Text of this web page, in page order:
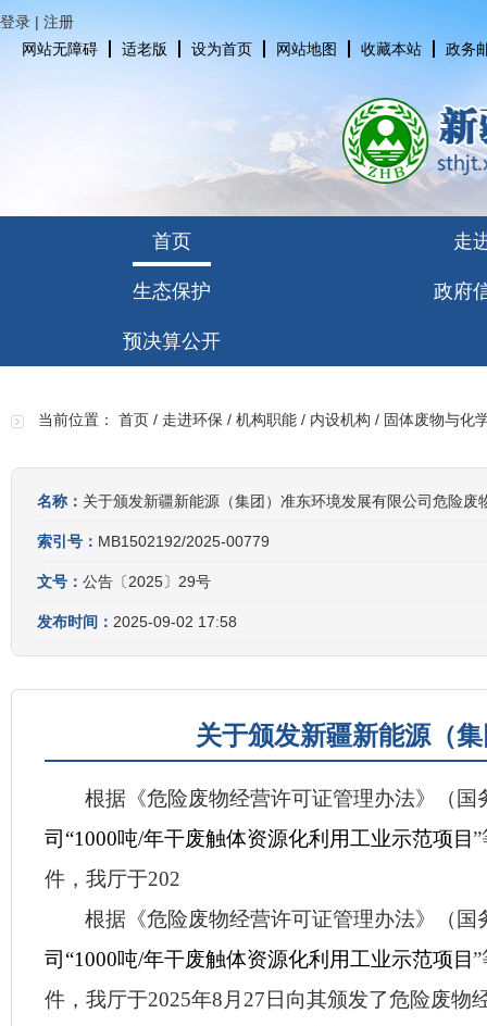
登录 | 注册
网站无障碍
适老版 设为首页 网站地图 收藏本站 政务
首页 走
生态保护 政府
预决算公开
当前位置： 首页 / 走进环保 / 机构职能 / 内设机构 / 固体废物与化
名称： 关于颁发新疆新能源（集团）准东环境发展有限公司危险废
索引号： MB1502192/2025-00779
文号：公告〔2025〕29号
发布时间： 2025-09-02 17:58
关于颁发新疆新能源（
根据《危险废物经营许可证管理办法》（国
司“1000吨/年干废触体资源化利用工业示范项目”
件， 我厅于202
根据《危险废物经营许可证管理办法》（国
司“1000吨/年干废触体资源化利用工业示范项目”
件， 我厅于2025年8月27日向其颁发了危险废物